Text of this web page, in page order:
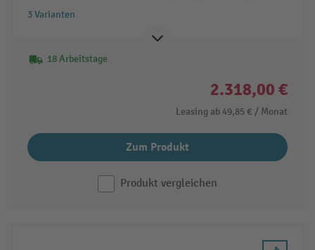
3 Varianten
18 Arbeitstage
2.318,00 €
Leasing ab 49,85 € / Monat
Zum Produkt
Produkt vergleichen